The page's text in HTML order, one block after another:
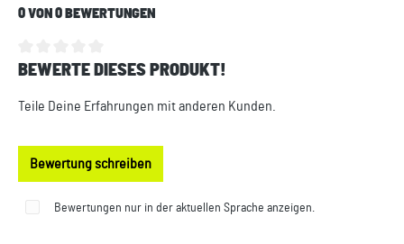
0 VON 0 BEWERTUNGEN
Durchschnittliche Bewertung von 0 von 5 Sternen
BEWERTE DIESES PRODUKT!
Teile Deine Erfahrungen mit anderen Kunden.
Bewertung schreiben
Bewertungen nur in der aktuellen Sprache anzeigen.